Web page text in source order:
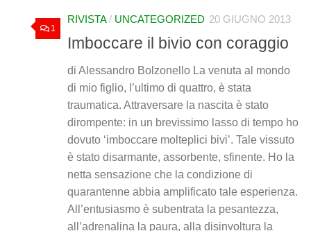
1
RIVISTA/ UNCATEGORIZED 20 GIUGNO 2013
Imboccare il bivio con coraggio
di Alessandro Bolzonello La venuta al mondo
di mio figlio, l’ultimo di quattro, è stata
traumatica. Attraversare la nascita è stato
dirompente: in un brevissimo lasso di tempo ho
dovuto ‘imboccare molteplici bivi’. Tale vissuto
è stato disarmante, assorbente, sfinente. Ho la
netta sensazione che la condizione di
quarantenne abbia amplificato tale esperienza.
All’entusiasmo è subentrata la pesantezza,
all’adrenalina la paura, alla disinvoltura la